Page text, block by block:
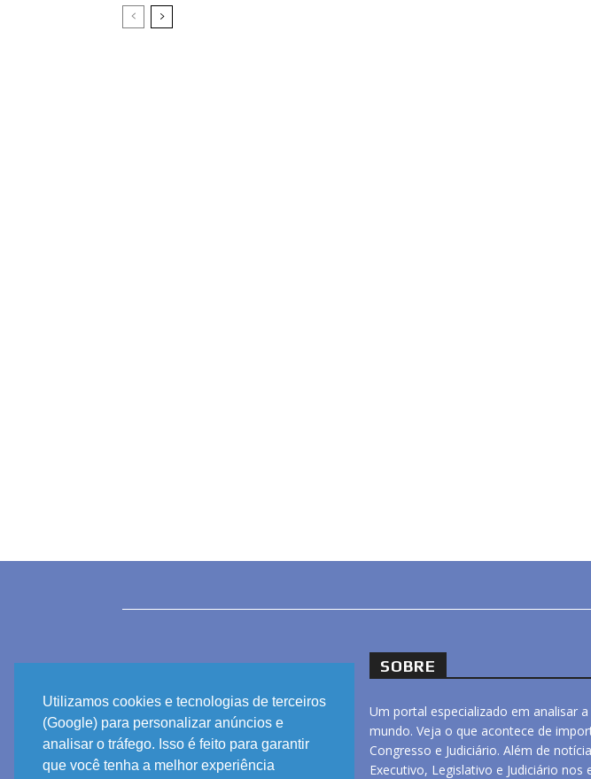
Utilizamos cookies e tecnologias de terceiros
(Google) para personalizar anúncios e
analisar o tráfego. Isso é feito para garantir
que você tenha a melhor experiência
SOBRE
Um portal especializado em analisar
mundo. Veja o que acontece de
Congresso e Judiciário. Além de
Executivo, Legislativo e Judiciário